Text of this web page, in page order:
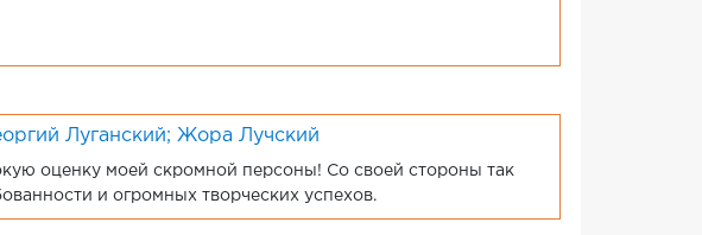
Луганский; Жора Лучский
оценку моей скромной персоны! Со своей стороны так
и огромных творческих успехов.